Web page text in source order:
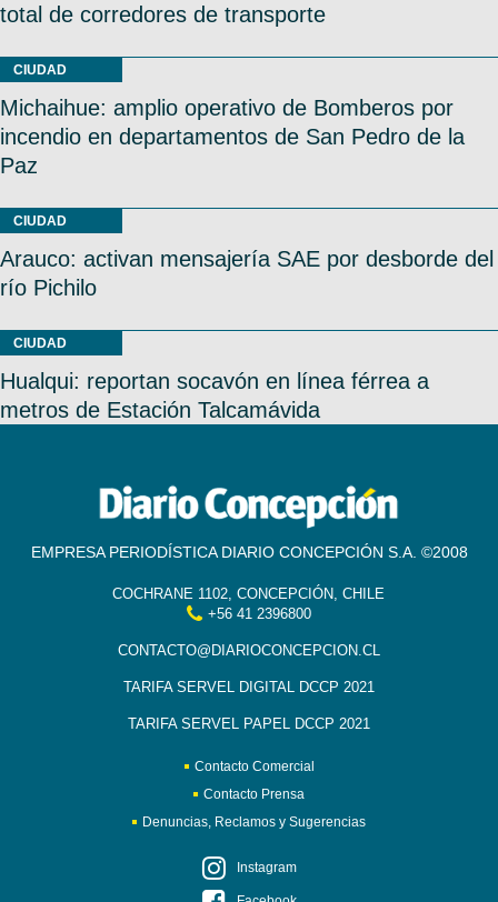
total de corredores de transporte
CIUDAD
Michaihue: amplio operativo de Bomberos por
incendio en departamentos de San Pedro de la
Paz
CIUDAD
Arauco: activan mensajería SAE por desborde del
río Pichilo
CIUDAD
Hualqui: reportan socavón en línea férrea a
metros de Estación Talcamávida
EMPRESA PERIODÍSTICA DIARIO CONCEPCIÓN S.A. ©2008
COCHRANE 1102, CONCEPCIÓN, CHILE
+56 41 2396800
CONTACTO@DIARIOCONCEPCION.CL
TARIFA SERVEL DIGITAL DCCP 2021
TARIFA SERVEL PAPEL DCCP 2021
Contacto Comercial
Contacto Prensa
Denuncias, Reclamos y Sugerencias
Instagram